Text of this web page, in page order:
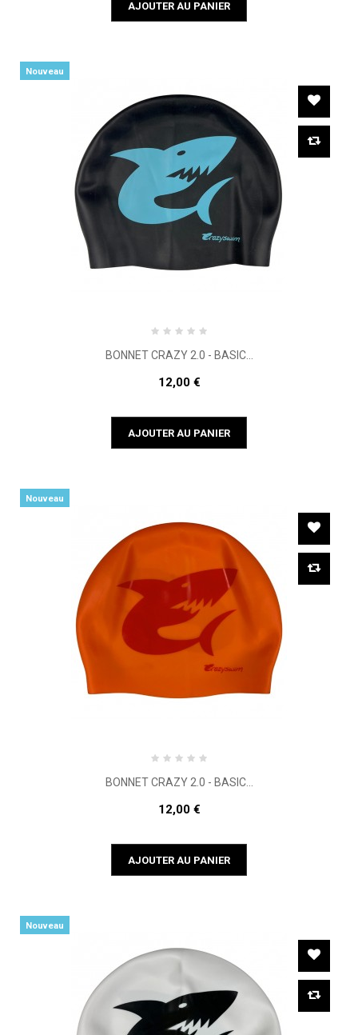
AJOUTER AU PANIER
Nouveau
BONNET CRAZY 2.0 - BASIC...
12,00 €
AJOUTER AU PANIER
Nouveau
BONNET CRAZY 2.0 - BASIC...
12,00 €
AJOUTER AU PANIER
Nouveau